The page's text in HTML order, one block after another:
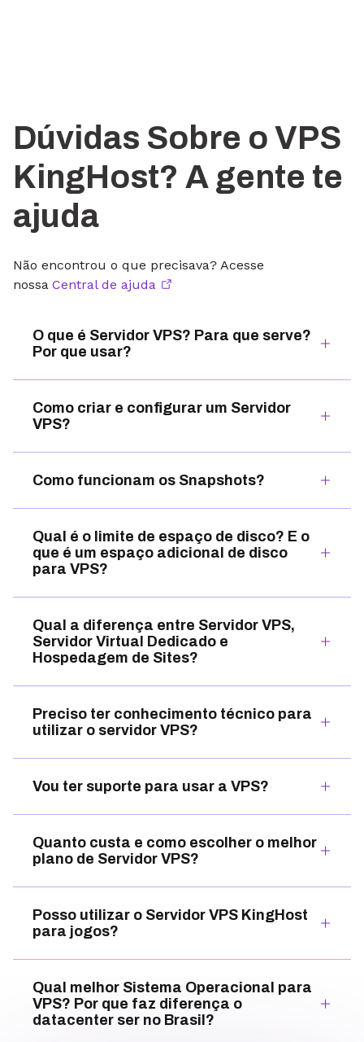
Dúvidas Sobre o VPS
KingHost? A gente te
ajuda
Não encontrou o que precisava? Acesse
nossa Central de ajuda
O que é Servidor VPS? Para que serve?
Por que usar?
Como criar e configurar um Servidor
VPS?
Como funcionam os Snapshots?
Qual é o limite de espaço de disco? E o
que é um espaço adicional de disco
para VPS?
Qual a diferença entre Servidor VPS,
Servidor Virtual Dedicado e
Hospedagem de Sites?
Preciso ter conhecimento técnico para
utilizar o servidor VPS?
Vou ter suporte para usar a VPS?
Quanto custa e como escolher o melhor
plano de Servidor VPS?
Posso utilizar o Servidor VPS KingHost
para jogos?
Qual melhor Sistema Operacional para
VPS? Por que faz diferença o
datacenter ser no Brasil?